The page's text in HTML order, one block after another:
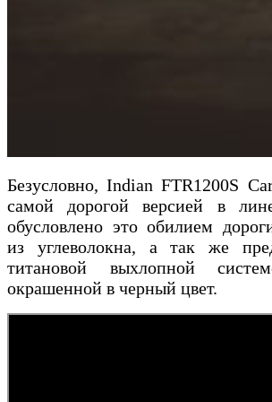
Безусловно, Indian FTR1200S
самой дорогой версией в
обусловлено это обилием
из углеволокна, а так же
титановой выхлопной
окрашенной в черный цвет.